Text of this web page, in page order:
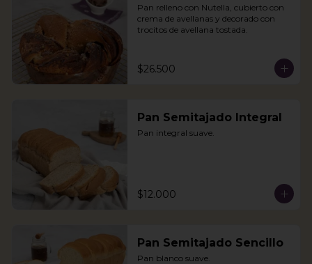
Pan relleno con Nutella, cubierto con
crema de avellanas y decorado con
trocitos de avellana tostada.
$26.500
Pan Semitajado Integral
Pan integral suave.
$12.000
Pan Semitajado Sencillo
Pan blanco suave.